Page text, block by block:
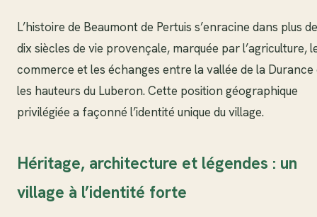
L’histoire de Beaumont de Pertuis s’enracine dans plus de
dix siècles de vie provençale, marquée par l’agriculture,
commerce et les échanges entre la vallée de la Durance
les hauteurs du Luberon. Cette position géographique
privilégiée a façonné l’identité unique du village.
Héritage, architecture et légendes : un
village à l’identité forte